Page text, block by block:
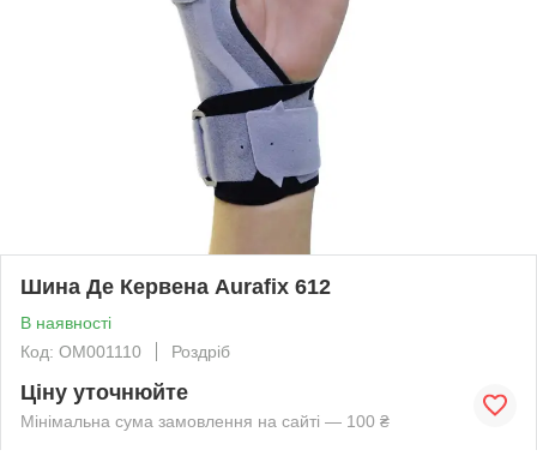
Шина Де Кервена Aurafix 612
В наявності
Код: ОМ001110
Роздріб
Ціну уточнюйте
Мінімальна сума замовлення на сайті — 100 ₴